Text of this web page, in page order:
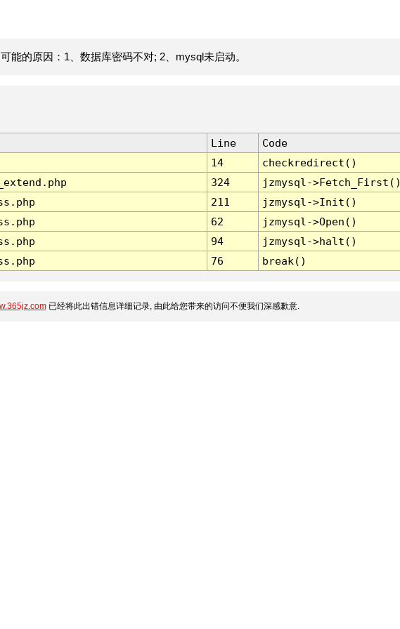
能的原因：1、数据库密码不对; 2、mysql未启动。
Line
Code
14
checkredirect()
324
jzmysql-
211
jzmysql->Init()
62
jzmysql->Open()
94
jzmysql->halt()
76 break()
已经将此出错信息详细记录, 由此给您带来的访问不便我们深感歉意.